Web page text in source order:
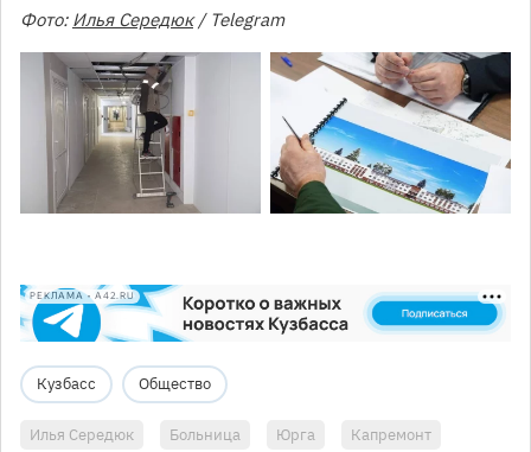
Фото: Илья Середюк/ Telegram
РЕКЛАМА • A42.RU
Кузбасс Общество
Илья Середюк Больница Юрга Капремонт